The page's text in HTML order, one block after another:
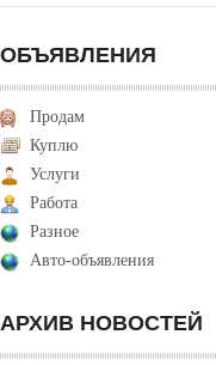
ОБЪЯВЛЕНИЯ
Продам
Куплю
Услуги
Работа
Разное
Авто-объявления
АРХИВ НОВОСТЕЙ